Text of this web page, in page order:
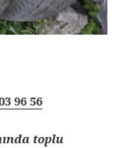
96 56
toplu